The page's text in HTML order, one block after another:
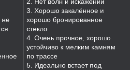
не
2. Нет волн и искажений
3. Хорошо закалённое и
хорошо бронированное
стекло
4. Очень прочное, хорошо
устойчиво к мелким камням
по трассе
5. Идеально встает под